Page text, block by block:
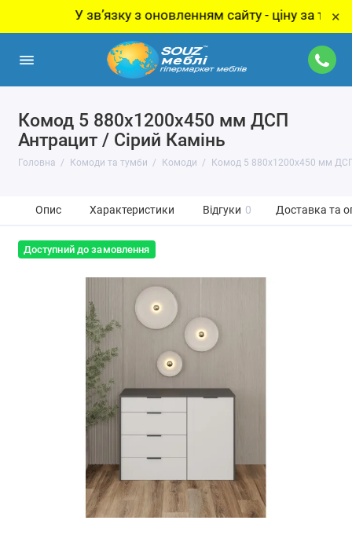
У звʼязку з оновленням сайту - ціну за товар ×
Комод 5 880х1200х450 мм ДСП
Антрацит / Сірий Камінь
Головна Комоди та тумби Комоди Комод 5 880х1200х450 мм
Опис Характеристики Відгуки 0 Доставка та
Доступний до замовлення